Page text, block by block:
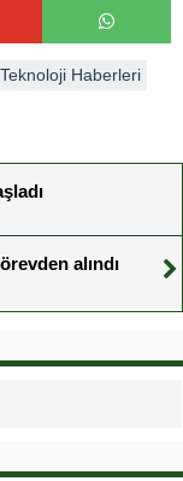
Teknoloji Haberleri
alındı